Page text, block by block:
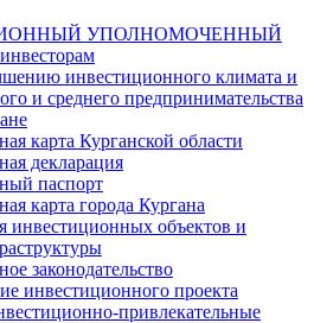
УПОЛНОМОЧЕННЫЙ
инвестиционного климата и
и среднего предпринимательства
карта Курганской области
декларация
паспорт
карта города Кургана
инвестиционных объектов и
законодательство
инвестиционного проекта
привлекательные